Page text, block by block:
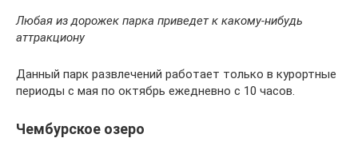
Любая из дорожек парка приведет к какому-нибудь
аттракциону
Данный парк развлечений работает только в курортные
периоды с мая по октябрь ежедневно с 10 часов.
Чембурское озеро